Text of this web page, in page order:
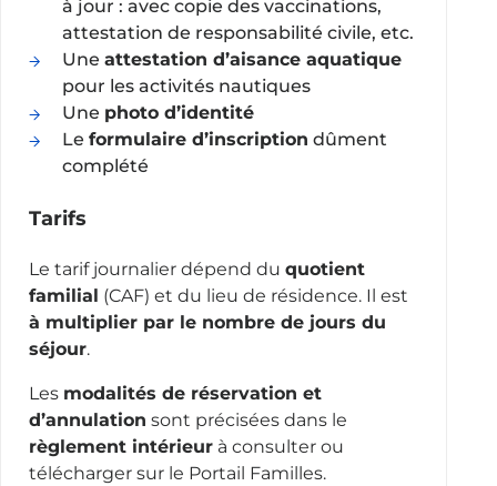
à jour : avec copie des vaccinations,
attestation de responsabilité civile, etc.
Une attestation d’aisance aquatique
pour les activités nautiques
Une photo d’identité
Le formulaire d’inscription dûment
complété
Tarifs
Le tarif journalier dépend du quotient
familial (CAF) et du lieu de résidence. Il est
à multiplier par le nombre de jours du
séjour.
Les modalités de réservation et
d’annulation sont précisées dans le
règlement intérieurà consulter ou
télécharger sur le Portail Familles.